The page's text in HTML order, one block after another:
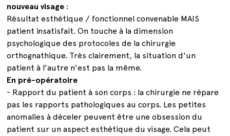
nouveau visage :
Résultat esthétique / fonctionnel convenable MAIS
patient insatisfait. On touche à la dimension
psychologique des protocoles de la chirurgie
orthognathique. Très clairement, la situation d'un
patient à l'autre n'est pas la même.
En pré-opératoire
- Rapport du patient à son corps : la chirurgie ne répare
pas les rapports pathologiques au corps. Les petites
anomalies à déceler peuvent être une obsession du
patient sur un aspect esthétique du visage. Cela peut